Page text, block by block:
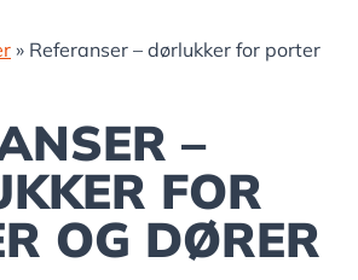
» Referanser – dørlukker for porter
–
FOR
OG DØRER